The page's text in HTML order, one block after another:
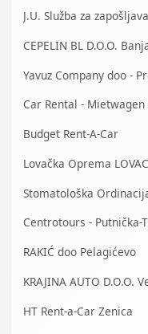
J.U. Služba za
CEPELIN BL D.O.O.
Yavuz Company doo -
Budget Rent-A-Car
Lovačka Oprema
Stomatološka
RAKIĆ doo Pelagićevo
KRAJINA AUTO D.O.O.
HT Rent-a-Car Zenica